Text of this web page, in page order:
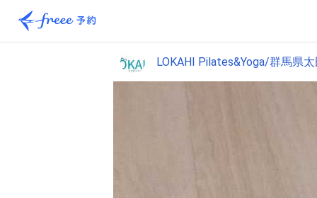
LOKAHI Pilates&Yoga/群馬県